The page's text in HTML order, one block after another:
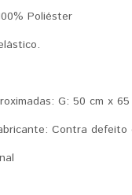
Poliéster
G: 50 cm x
Contra defeito